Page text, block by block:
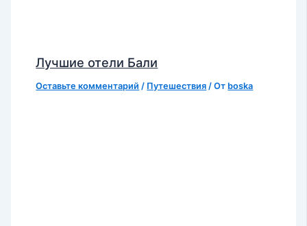
Лучшие отели Бали
Оставьте комментарий / Путешествия / От boska